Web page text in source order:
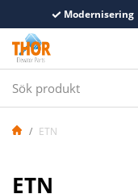
Modernisering
ETN
ETN